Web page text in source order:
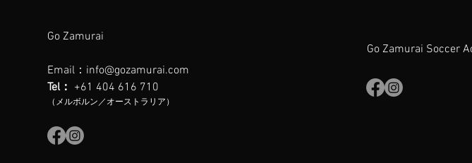
Go Zamurai
Email： info@gozamurai.com
Tel： +61 404 616 710
（メルボルン／オーストラリア）
Go Zamurai Soccer